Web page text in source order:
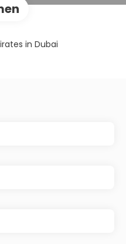
in Dubai